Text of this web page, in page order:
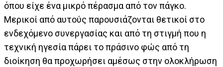
όπου είχε ένα μικρό πέρασμα από τον πάγκο.
Μερικοί από αυτούς παρουσιάζονται θετικοί στο
ενδεχόμενο συνεργασίας και από τη στιγμή που η
τεχνική ηγεσία πάρει το πράσινο φώς από τη
διοίκηση θα προχωρήσει αμέσως στην ολοκλήρωση